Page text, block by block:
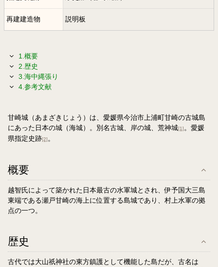
再建建造物 説明板
1.概要
2.歴史
3.海中縄張り
4.参考文献
甘崎城（あまざきじょう）は、愛媛県今治市上浦町甘崎の古城島
にあった日本の城（海城）。別名古城、岸の城、荒神城[1] 。愛媛
県指定史跡[2] 。
概要
越智氏によって築かれた日本最古の水軍城とされ、伊予国大三島
東端である瀬戸甘崎の海上に位置する島城であり、村上水軍の拠
点の一つ。
歴史
古代では大山祇神社の東方鎮護として機能した島だが、古名は